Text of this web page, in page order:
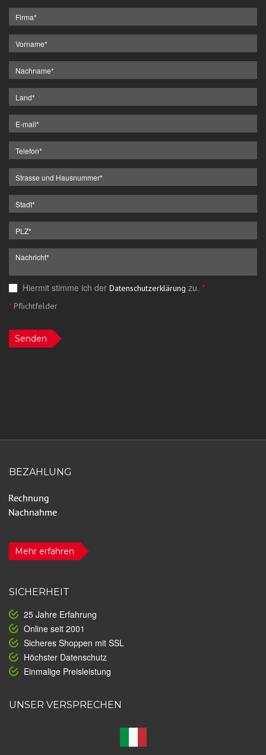
Hiermit stimme ich der Datenschutzerklärung zu. *
*Pflichtfelder
Senden
BEZAHLUNG
Mehr erfahren
SICHERHEIT
25 Jahre Erfahrung
Online seit 2001
Sicheres Shoppen mit SSL
Höchster Datenschutz
Einmalige Preisleistung
UNSER VERSPRECHEN